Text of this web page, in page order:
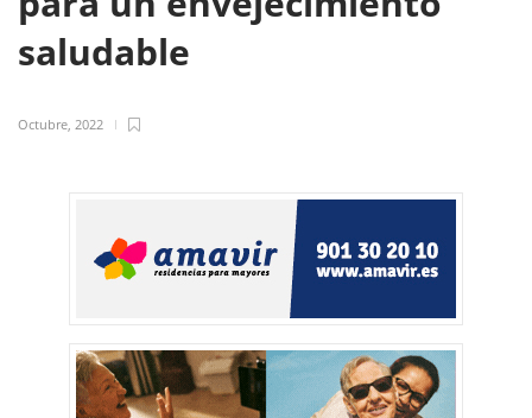
saludable
Octubre, 2022